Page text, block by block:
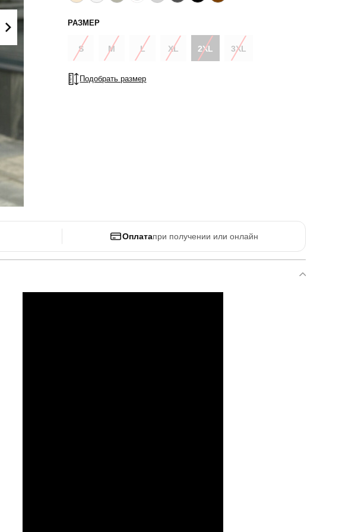
РАЗМЕР
S M L XL 2XL 3XL
Подобрать размер
Оплатапри получении или онлайн